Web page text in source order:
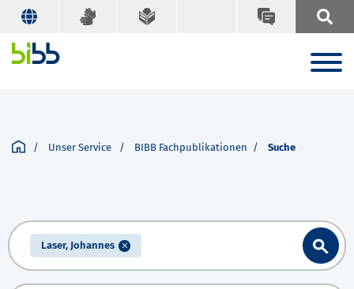
Unser Service BIBB Fachpublikationen Suche
Laser, Johannes